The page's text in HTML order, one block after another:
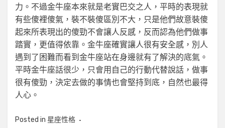
力。不過金牛座本來就是老實巴交之人，平時的表現就
有些傻裡傻氣，裝不裝傻區別不大，只是他們故意裝傻
起來所表現出的傻勁不會讓人反感，反而認為他們做事
踏實，更值得依靠。金牛座確實讓人很有安全感，別人
遇到了困難而看到金牛座站在身邊就有了解決的底氣。
平時金牛座話很少，只會用自己的行動代替說話，做事
很有傻勁，決定去做的事情也會堅持到底，自然也最得
人心。
Posted in 星座性格